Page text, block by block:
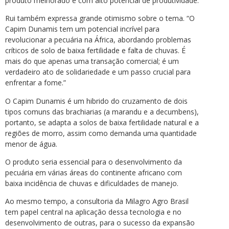
Rui também expressa grande otimismo sobre o tema. “O
Capim Dunamis tem um potencial incrível para
revolucionar a pecuária na África, abordando problemas
críticos de solo de baixa fertilidade e falta de chuvas. É
mais do que apenas uma transação comercial; é um
verdadeiro ato de solidariedade e um passo crucial para
enfrentar a fome.”
O Capim Dunamis é um hibrido do cruzamento de dois
tipos comuns das brachiarias (a marandu e a decumbens),
portanto, se adapta a solos de baixa fertilidade natural e a
regiões de morro, assim como demanda uma quantidade
menor de água.
O produto seria essencial para o desenvolvimento da
pecuária em várias áreas do continente africano com
baixa incidência de chuvas e dificuldades de manejo.
Ao mesmo tempo, a consultoria da Milagro Agro Brasil
tem papel central na aplicação dessa tecnologia e no
desenvolvimento de outras, para o sucesso da expansão